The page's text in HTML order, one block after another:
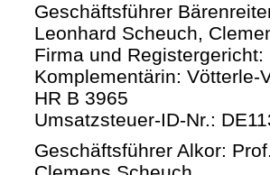
Geschäftsführer
Leonhard Scheuch,
Firma und Registergericht:
Komplementärin: Vötterle-
HR B 3965
Umsatzsteuer-ID-Nr.:
Geschäftsführer Alkor: